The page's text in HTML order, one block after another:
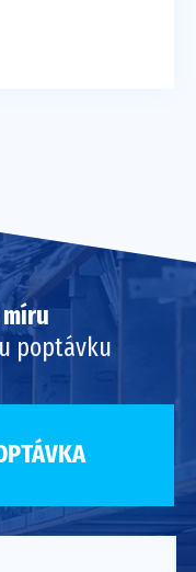
poptávku